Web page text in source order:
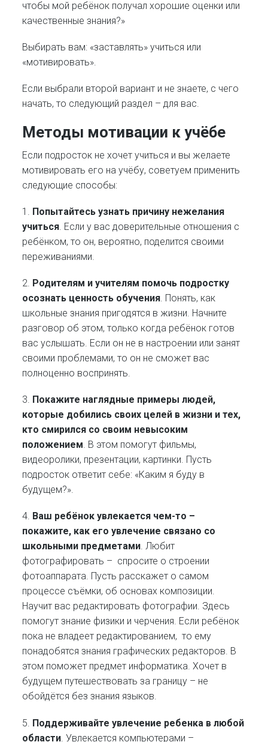
чтобы мой ребёнок получал хорошие оценки или
качественные знания?»
Выбирать вам: «заставлять» учиться или
«мотивировать».
Если выбрали второй вариант и не знаете, с чего
начать, то следующий раздел – для вас.
Методы мотивации к учёбе
Если подросток не хочет учиться и вы желаете
мотивировать его на учёбу, советуем применить
следующие способы:
1. Попытайтесь узнать причину нежелания
учиться. Если у вас доверительные отношения с
ребёнком, то он, вероятно, поделится своими
переживаниями.
2. Родителям и учителям помочь подростку
осознать ценность обучения. Понять, как
школьные знания пригодятся в жизни. Начните
разговор об этом, только когда ребёнок готов
вас услышать. Если он не в настроении или занят
своими проблемами, то он не сможет вас
полноценно воспринять.
3. Покажите наглядные примеры людей,
которые добились своих целей в жизни и тех,
кто смирился со своим невысоким
положением. В этом помогут фильмы,
видеоролики, презентации, картинки. Пусть
подросток ответит себе: «Каким я буду в
будущем?».
4. Ваш ребёнок увлекается чем-то –
покажите, как его увлечение связано со
школьными предметами. Любит
фотографировать – спросите о строении
фотоаппарата. Пусть расскажет о самом
процессе съёмки, об основах композиции.
Научит вас редактировать фотографии. Здесь
помогут знание физики и черчения. Если ребёнок
пока не владеет редактированием, то ему
понадобятся знания графических редакторов. В
этом поможет предмет информатика. Хочет в
будущем путешествовать за границу – не
обойдётся без знания языков.
5. Поддерживайте увлечение ребенка в любой
области . Увлекается компьютерами –